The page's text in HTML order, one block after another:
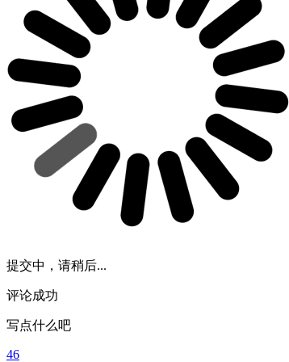
提交中，请稍后...
评论成功
写点什么吧
46